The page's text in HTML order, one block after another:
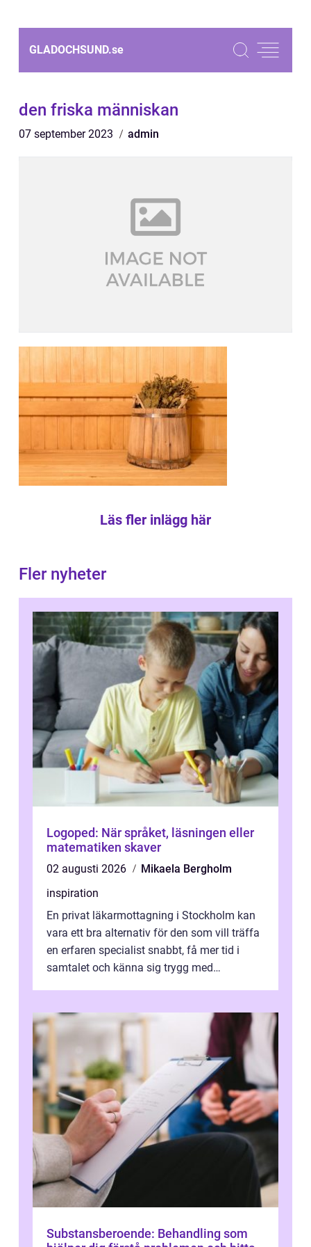
GLADOCHSUND.se
den friska människan
07 september 2023 admin
Läs fler inlägg här
Fler nyheter
Logoped: När språket, läsningen eller
matematiken skaver
02 augusti 2026
Mikaela Bergholm
inspiration
En privat läkarmottagning i Stockholm kan
vara ett bra alternativ för den som vill träffa
en erfaren specialist snabbt, få mer tid i
samtalet och känna sig trygg med
Substansberoende: Behandling som